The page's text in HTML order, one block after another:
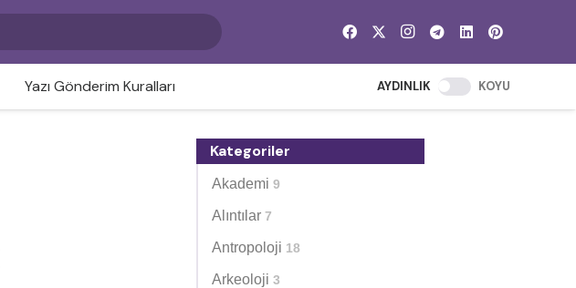
Yazı Gönderim Kuralları AYDINLIK KOYU
Kategoriler
Akademi 9
Alıntılar 7
Antropoloji 18
Arkeoloji 3